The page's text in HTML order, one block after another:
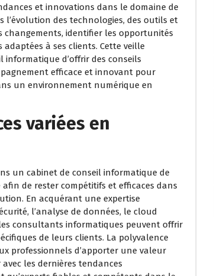
et innovations dans le domaine de
des technologies, des outils et
changements, identifier les opportunités
à ses clients. Cette veille
d’offrir des conseils
efficace et innovant pour
un environnement numérique en
variées en
un cabinet de conseil informatique de
de rester compétitifs et efficaces dans
En acquérant une expertise
l’analyse de données, le cloud
consultants informatiques peuvent offrir
de leurs clients. La polyvalence
professionnels d’apporter une valeur
les dernières tendances